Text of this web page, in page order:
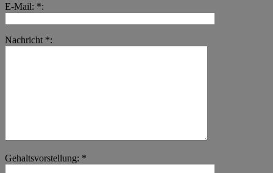
E-Mail: *:
Nachricht *:
Gehaltsvorstellung: *